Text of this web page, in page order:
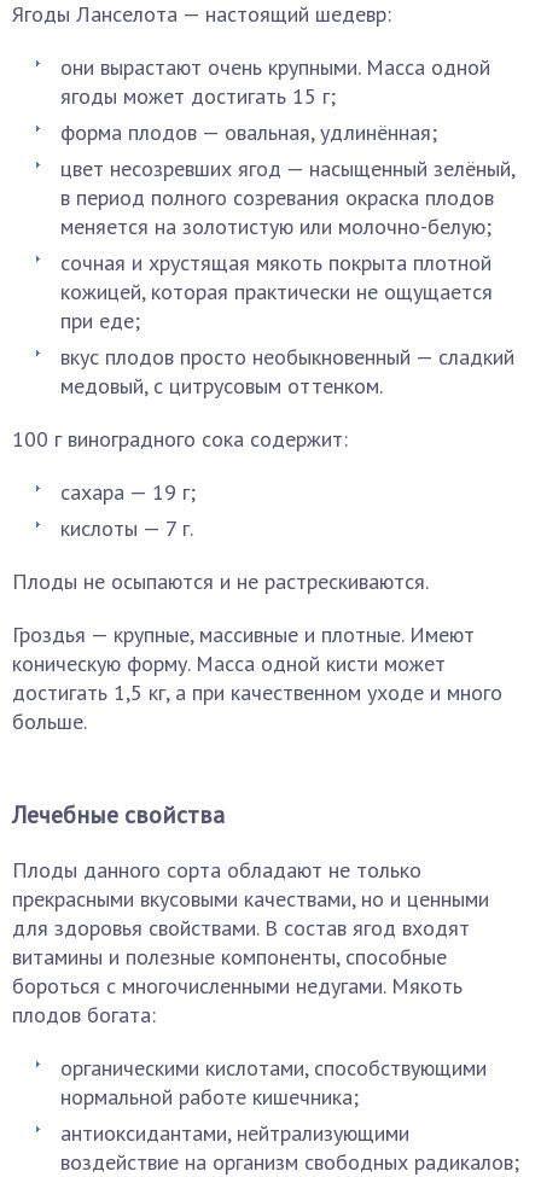
Ягоды Ланселота — настоящий шедевр:
они вырастают очень крупными. Масса одной
ягоды может достигать 15 г;
форма плодов — овальная, удлинённая;
цвет несозревших ягод — насыщенный зелёный,
в период полного созревания окраска плодов
меняется на золотистую или молочно-белую;
сочная и хрустящая мякоть покрыта плотной
кожицей, которая практически не ощущается
при еде;
вкус плодов просто необыкновенный — сладкий
медовый, с цитрусовым оттенком.
100 г виноградного сока содержит:
сахара — 19 г;
кислоты — 7 г.
Плоды не осыпаются и не растрескиваются.
Гроздья — крупные, массивные и плотные. Имеют
коническую форму. Масса одной кисти может
достигать 1,5 кг, а при качественном уходе и много
больше.
Лечебные свойства
Плоды данного сорта обладают не только
прекрасными вкусовыми качествами, но и ценными
для здоровья свойствами. В состав ягод входят
витамины и полезные компоненты, способные
бороться с многочисленными недугами. Мякоть
плодов богата:
органическими кислотами, способствующими
нормальной работе кишечника;
антиоксидантами, нейтрализующими
воздействие на организм свободных радикалов;